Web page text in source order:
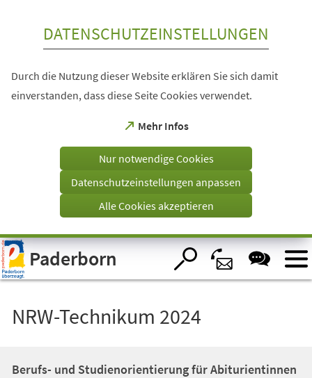
Visuelle
Assistenzsoftware
öffnen.
DATENSCHUTZEINSTELLUNGEN
Durch die Nutzung dieser Website erklären Sie sich damit
einverstanden, dass diese Seite Cookies verwendet.
Mehr Infos
(Öffnet
einem
Tab)
Nur notwendige Cookies
Datenschutzeinstellungen anpassen
Alle Cookies akzeptieren
Paderborn
NRW-Technikum 2024
Berufs- und Studienorientierung für Abiturientinnen